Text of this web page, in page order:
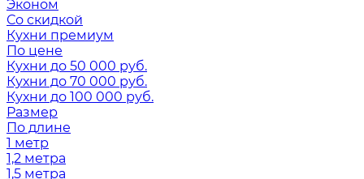
Эконом
Со скидкой
Кухни премиум
По цене
Кухни до 50 000 руб.
Кухни до 70 000 руб.
Кухни до 100 000 руб.
Размер
По длине
1 метр
1,2 метра
1,5 метра